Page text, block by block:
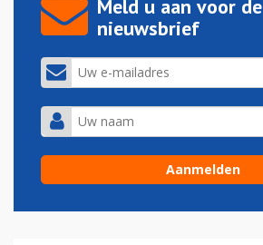
Meld u aan voor de
nieuwsbrief